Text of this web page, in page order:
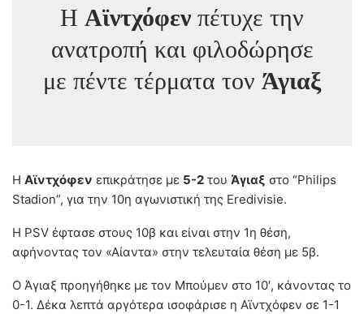
Η Αϊντχόφενπέτυχε την
ανατροπή και φιλοδώρησε
με πέντε τέρματα τον Άγιαξ
H Αϊντχόφεν επικράτησε με 5-2 του Άγιαξ στο “Philips
Stadion”, για την 10η αγωνιστική της Eredivisie.
H PSV έφτασε στους 10β και είναι στην 1η θέση,
αφήνοντας τον «Αίαντα» στην τελευταία θέση με 5β.
Ο Άγιαξ προηγήθηκε με τον Μπούμεν στο 10′, κάνοντας το
0-1. Δέκα λεπτά αργότερα ισοφάρισε η Αϊντχόφεν σε 1-1